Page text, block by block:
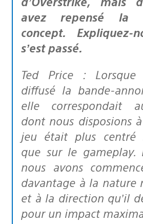
avez repensé la
concept.
s’est passé.
Ted Price : Lorsque nous avons
diffusé la bande-
elle correspondait
dont nous disposions
jeu était plus centré
que sur le gameplay.
nous avons
davantage à la nature
et à la direction qu’il
pour un impact